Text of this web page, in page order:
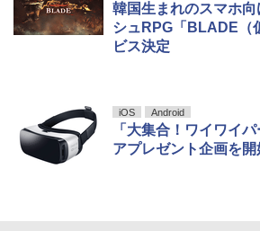
韓国生まれのスマホ
シュRPG「BLADE（
ビス決定
iOS Android
「大集合！ワイワイ
アプレゼント企画を開